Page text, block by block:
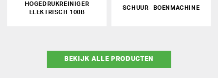
HOGEDRUKREINIGER
ELEKTRISCH 100B
SCHUUR- BOENMACHINE
BEKIJK ALLE PRODUCTEN